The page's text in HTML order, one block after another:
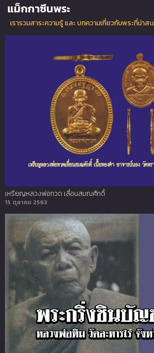
แม็กกาซีนพระ
เรารวมสาระความรู้ และ บทความเกี่ยวกับพระที่น่าส
เหรียญหลวงพ่อทวด เลื่อนสมณศักดิ์
15 ตุลาคม 2563